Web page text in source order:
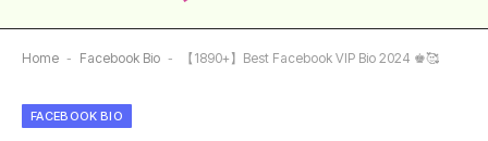
Home - Facebook Bio - 【1890+】Best Facebook VIP Bio 2024 ♚🥰
FACEBOOK BIO